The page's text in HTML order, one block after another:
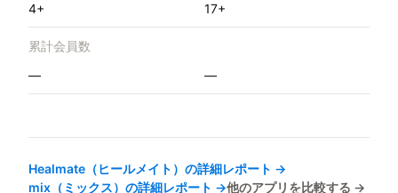
4+
17+
累計会員数
—
—
Healmate（ヒールメイト） の詳細レポート →
mix（ミックス） の詳細レポート →他のアプリを比較する →